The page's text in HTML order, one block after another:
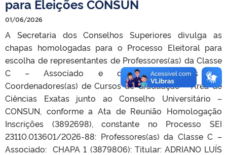
para Eleições CONSUN
01/06/2026
A Secretaria dos Conselhos Superiores divulga as
chapas homologadas para o Processo Eleitoral para
escolha de representantes de Professores(as) da Classe
C – Associado e de representantes de
Coordenadores(as) de Cursos de Graduação – Área de
Ciências Exatas junto ao Conselho Universitário –
CONSUN, conforme a Ata de Reunião Homologação
Inscrições (3892698), constante no Processo SEI
23110.013601/2026-88: Professores(as) da Classe C –
Associado: CHAPA 1 (​​​​​​​3879806): Titular: ADRIANO LUÍS